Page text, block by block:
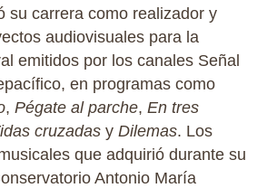
su carrera como realizador y
audiovisuales para la
emitidos por los canales Señal
en programas como
, Pégate al parche, En tres
cruzadas y Dilemas. Los
que adquirió durante su
Antonio María